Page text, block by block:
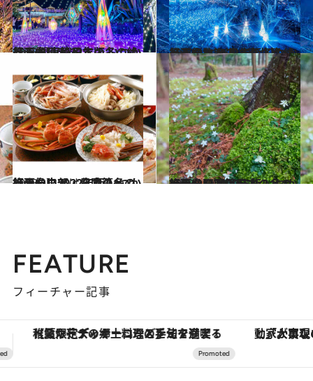
2023.1.16
【画像】2022年版 いつか行きたい！ 日本の冬の絶景 ～関東篇～
旅＆お出かけ 2022.12.24
【画像】2022年版 いつか行きたい！ 日本の冬の絶景 ～北海道・東北篇～
旅＆お出かけ
2023.1.7
【画像】2022年版 いつか行きたい！ 日本の冬の絶景～中部・北陸篇～
旅＆お出かけ 2023.1.20
【画像】2022年版 いつか行きたい！ 日本の冬の絶景～四国篇～
旅＆お出かけ
FEATURE
フィーチャー記事
「大事なのは地域の意識を変えること」。ロレックス賞受賞の自然保護活動家が実現させたナイジェリアの自然環境の復活